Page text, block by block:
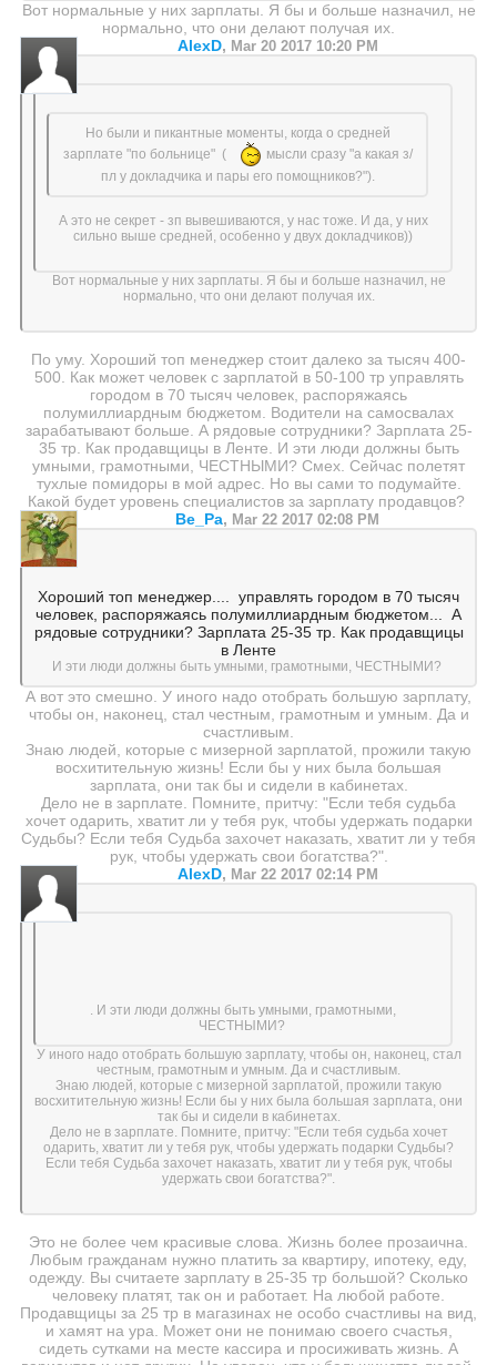
Вот нормальные у них зарплаты. Я бы и больше назначил, не
нормально, что они делают получая их.
AlexD, Mar 20 2017 10:20 PM
Но были и пикантные моменты, когда о средней
зарплате "по больнице" (
мысли сразу "а какая з/
пл у докладчика и пары его помощников?").
А это не секрет - зп вывешиваются, у нас тоже. И да, у них
сильно выше средней, особенно у двух докладчиков))
Вот нормальные у них зарплаты. Я бы и больше назначил, не
нормально, что они делают получая их.
По уму. Хороший топ менеджер стоит далеко за тысяч 400-
500. Как может человек с зарплатой в 50-100 тр управлять
городом в 70 тысяч человек, распоряжаясь
полумиллиардным бюджетом. Водители на самосвалах
зарабатывают больше. А рядовые сотрудники? Зарплата 25-
35 тр. Как продавщицы в Ленте. И эти люди должны быть
умными, грамотными, ЧЕСТНЫМИ? Смех. Сейчас полетят
тухлые помидоры в мой адрес. Но вы сами то подумайте.
Какой будет уровень специалистов за зарплату продавцов?
Ве_Ра, Mar 22 2017 02:08 PM
Хороший топ менеджер....
управлять городом в 70 тысяч
человек, распоряжаясь полумиллиардным бюджетом...
А
рядовые сотрудники? Зарплата 25-35 тр. Как продавщицы
в Ленте
И эти люди должны быть умными, грамотными, ЧЕСТНЫМИ?
А вот это смешно. У иного надо отобрать большую зарплату,
чтобы он, наконец, стал честным, грамотным и умным. Да и
счастливым.
Знаю людей, которые с мизерной зарплатой, прожили такую
восхитительную жизнь! Если бы у них была большая
зарплата, они так бы и сидели в кабинетах.
Дело не в зарплате. Помните, притчу: "Если тебя судьба
хочет одарить, хватит ли у тебя рук, чтобы удержать подарки
Судьбы? Если тебя Судьба захочет наказать, хватит ли у тебя
рук, чтобы удержать свои богатства?".
AlexD, Mar 22 2017 02:14 PM
. И эти люди должны быть умными, грамотными,
ЧЕСТНЫМИ?
У иного надо отобрать большую зарплату, чтобы он, наконец, стал
честным, грамотным и умным. Да и счастливым.
Знаю людей, которые с мизерной зарплатой, прожили такую
восхитительную жизнь! Если бы у них была большая зарплата, они
так бы и сидели в кабинетах.
Дело не в зарплате. Помните, притчу: "Если тебя судьба хочет
одарить, хватит ли у тебя рук, чтобы удержать подарки Судьбы?
Если тебя Судьба захочет наказать, хватит ли у тебя рук, чтобы
удержать свои богатства?".
Это не более чем красивые слова. Жизнь более прозаична.
Любым гражданам нужно платить за квартиру, ипотеку, еду,
одежду. Вы считаете зарплату в 25-35 тр большой? Сколько
человеку платят, так он и работает. На любой работе.
Продавщицы за 25 тр в магазинах не особо счастливы на вид,
и хамят на ура. Может они не понимаю своего счастья,
сидеть сутками на месте кассира и просиживать жизнь. А